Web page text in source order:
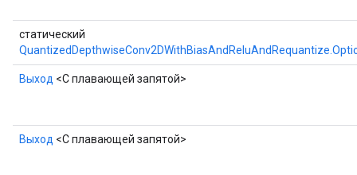
статический
Выход <С плавающей запятой>
Выход <С плавающей запятой>